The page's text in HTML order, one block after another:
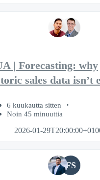
| Forecasting: why
sales data isn’t
6 kuukautta sitten
Noin 45 minuuttia
2026-01-
FS